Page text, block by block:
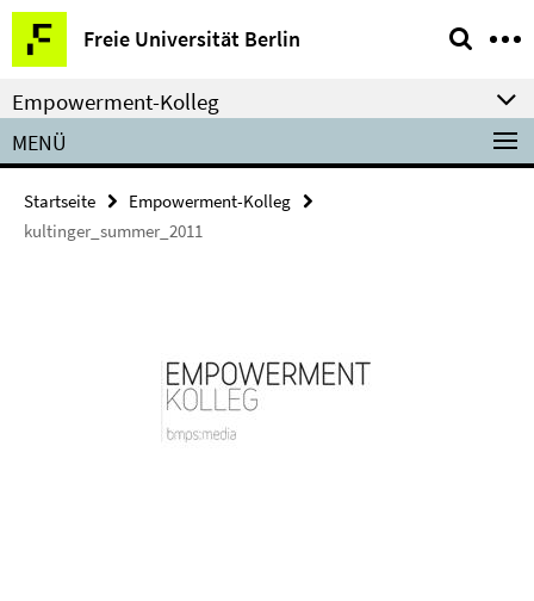
Springe
direkt
zu
Inhalt
Freie Universität Berlin
Service-
Navigation
Empowerment-Kolleg
MENÜ
Startseite
Empowerment-Kolleg
kultinger_summer_2011